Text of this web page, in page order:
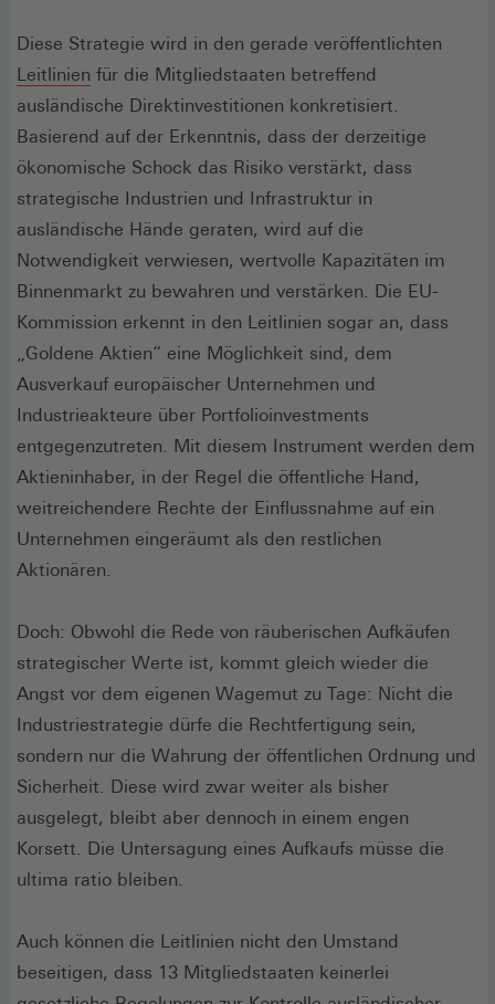
Diese Strategie wird in den gerade veröffentlichten
Leitlinien (Öffnet
in
einem
neuen
Fenster)
für die Mitgliedstaaten betreffend
ausländische Direktinvestitionen konkretisiert.
Basierend auf der Erkenntnis, dass der derzeitige
ökonomische Schock das Risiko verstärkt, dass
strategische Industrien und Infrastruktur in
ausländische Hände geraten, wird auf die
Notwendigkeit verwiesen, wertvolle Kapazitäten im
Binnenmarkt zu bewahren und verstärken. Die EU-
Kommission erkennt in den Leitlinien sogar an, dass
„Goldene Aktien“ eine Möglichkeit sind, dem
Ausverkauf europäischer Unternehmen und
Industrieakteure über Portfolioinvestments
entgegenzutreten. Mit diesem Instrument werden dem
Aktieninhaber, in der Regel die öffentliche Hand,
weitreichendere Rechte der Einflussnahme auf ein
Unternehmen eingeräumt als den restlichen
Aktionären.
Doch: Obwohl die Rede von räuberischen Aufkäufen
strategischer Werte ist, kommt gleich wieder die
Angst vor dem eigenen Wagemut zu Tage: Nicht die
Industriestrategie dürfe die Rechtfertigung sein,
sondern nur die Wahrung der öffentlichen Ordnung und
Sicherheit. Diese wird zwar weiter als bisher
ausgelegt, bleibt aber dennoch in einem engen
Korsett. Die Untersagung eines Aufkaufs müsse die
ultima ratio bleiben.
Auch können die Leitlinien nicht den Umstand
beseitigen, dass 13 Mitgliedstaaten keinerlei